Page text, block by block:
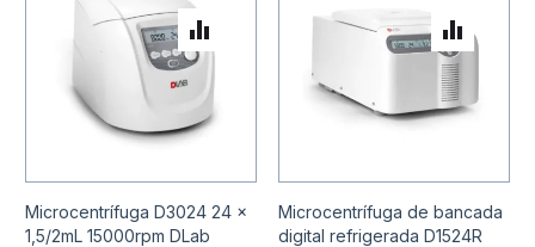
Microcentrífuga D3024 24 x
1,5/2mL 15000rpm DLab
Adicionar para Comparar
Microcentrífuga de bancada
digital refrigerada D1524R